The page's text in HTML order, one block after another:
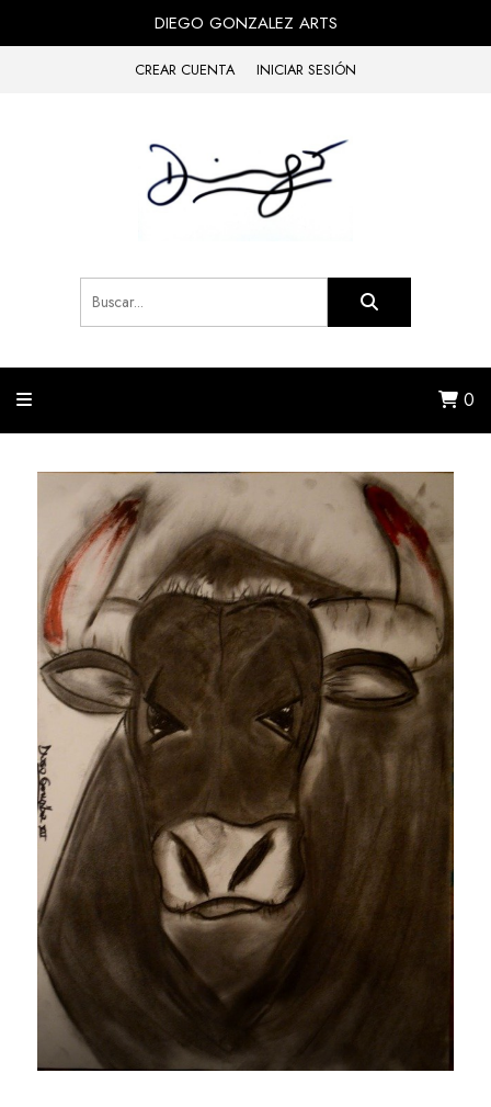
DIEGO GONZALEZ ARTS
CREAR CUENTA INICIAR SESIÓN
0